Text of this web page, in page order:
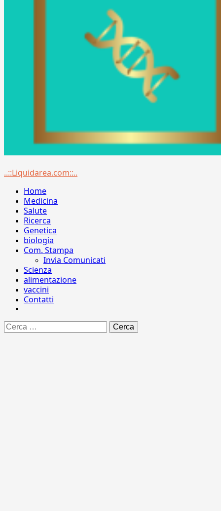
Menu
..::Liquidarea.com::..
Home
Medicina
Salute
Ricerca
Genetica
biologia
Com. Stampa
Invia Comunicati
Scienza
alimentazione
vaccini
Contatti
Ricerca
per: